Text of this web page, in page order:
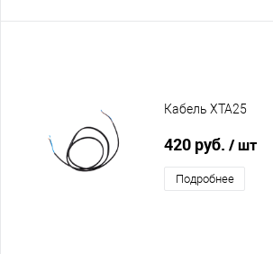
Кабель XTA25
420 руб. / шт
Подробнее